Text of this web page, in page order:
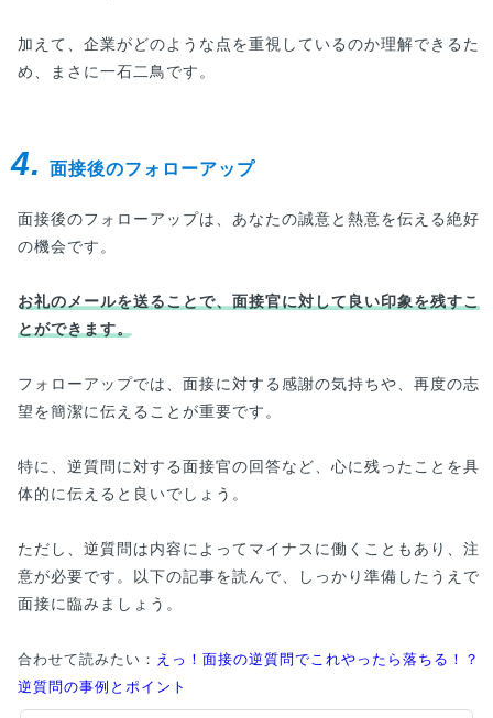
加えて、企業がどのような点を重視しているのか理解できるた
め、まさに一石二鳥です。
4. 面接後のフォローアップ
面接後のフォローアップは、あなたの誠意と熱意を伝える絶好
の機会です。
お礼のメールを送ることで、面接官に対して良い印象を残すこ
とができます。
フォローアップでは、面接に対する感謝の気持ちや、再度の志
望を簡潔に伝えることが重要です。
特に、逆質問に対する面接官の回答など、心に残ったことを具
体的に伝えると良いでしょう。
ただし、逆質問は内容によってマイナスに働くこともあり、注
意が必要です。以下の記事を読んで、しっかり準備したうえで
面接に臨みましょう。
合わせて読みたい： えっ！面接の逆質問でこれやったら落ちる！？
逆質問の事例とポイント